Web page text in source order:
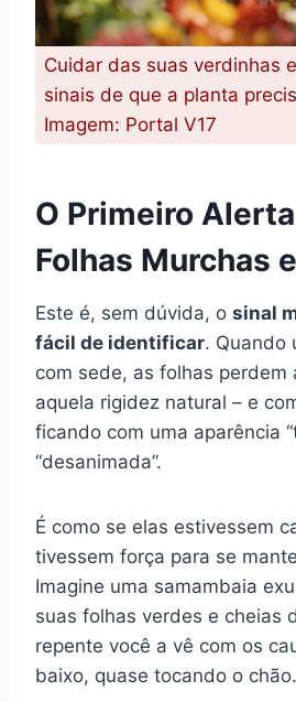
Cuidar das suas verdinhas
sinais de que a planta
Imagem: Portal V17
O Primeiro
Folhas Murchas
Este é, sem dúvida, o sinal
fácil de identificar. Quando
com sede, as folhas perdem
aquela rigidez natural – e
ficando com uma aparência
“desanimada”.
É como se elas estivessem
tivessem força para se
Imagine uma samambaia
suas folhas verdes e cheias
repente você a vê com os
baixo, quase tocando o chão.